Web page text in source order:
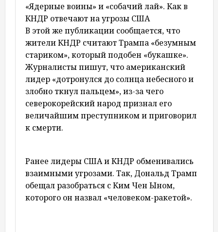
«Ядерные воины» и «собачий лай». Как в
КНДР отвечают на угрозы США
В этой же публикации сообщается, что
жители КНДР считают Трампа «безумным
стариком», который подобен «букашке».
Журналисты пишут, что американский
лидер «дотронулся до солнца небесного и
злобно ткнул пальцем», из-за чего
северокорейский народ признал его
величайшим преступником и приговорил
к смерти.
Ранее лидеры США и КНДР обменивались
взаимными угрозами. Так, Дональд Трамп
обещал разобраться с Ким Чен Ыном,
которого он назвал «человеком-ракетой».